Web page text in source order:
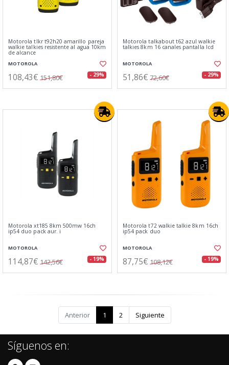
Motorola tlkr t92h20 amarillo pareja
walkie talkies resistente al agua 10km
de alcance
MOTOROLA
108,43€ 151,80€ - 29%
Motorola talkabout t62 azul walkie
talkies 8km 16 canales pantalla lcd
MOTOROLA
51,86€ 72,60€ - 29%
Motorola xt185 8km 500mw 16ch
ip54 duo pack aur. i
MOTOROLA
114,87€ 142,56€ - 19%
Motorola t72 walkie talkie 8km 16ch
ip54 pack duo
MOTOROLA
87,75€ 108,12€ - 19%
Anterior 1 2 Siguiente
Síguenos en: